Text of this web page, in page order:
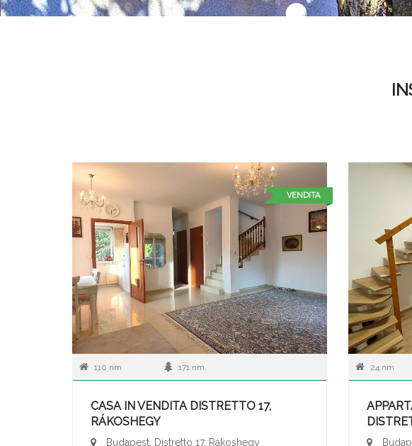
VENDITA
110 nm 171 nm
CASA IN VENDITA DISTRETTO 17,
RÁKOSHEGY
Budapest, Distretto 17, Rákoshegy
24 nm